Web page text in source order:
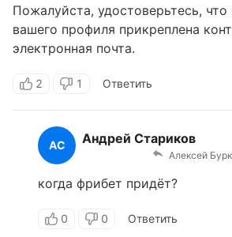
Пожалуйста, удостоверьтесь, что
вашего профиля прикреплена
электронная почта.
2 1 Ответить
АС Андрей Стариков
Алексей
когда фрибет придёт?
0 0 Ответить